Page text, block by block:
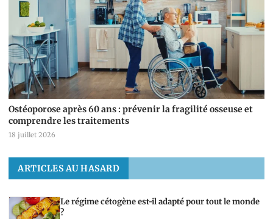
Ostéoporose après 60 ans : prévenir la fragilité osseuse et
comprendre les traitements
18 juillet 2026
ARTICLES AU HASARD
Le régime cétogène est-il adapté pour tout le monde
?